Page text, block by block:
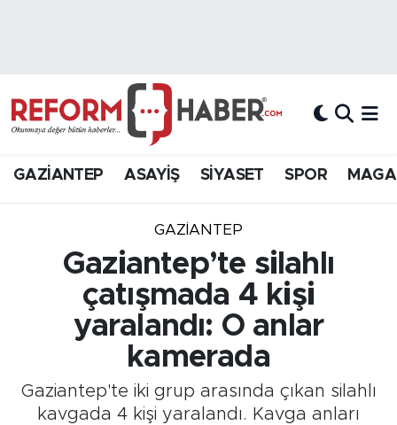
GAZİANTEP ASAYİŞ SİYASET SPOR
GAZIANTEP
Gaziantep’te silahlı
çatışmada 4 kişi
yaralandı: O anlar
kamerada
Gaziantep'te iki grup arasında çıkan silahlı
kavgada 4 kişi yaralandı. Kavga anları
Hava Durumu
Süper Lig Puan Durumu ve Fikstür
Tüm Manşetler
Son Dakika Haberleri
Haber Arşivi